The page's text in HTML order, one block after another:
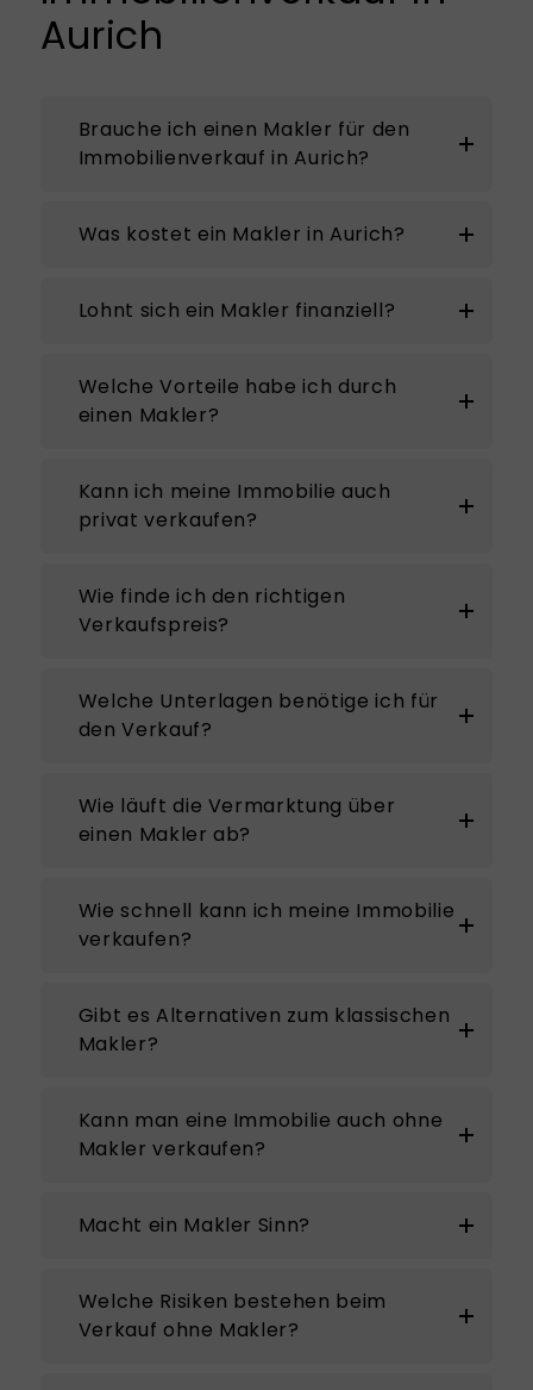
Aurich
Brauche ich einen Makler für den
Immobilienverkauf in Aurich?
Was kostet ein Makler in Aurich?
Lohnt sich ein Makler finanziell?
Welche Vorteile habe ich durch
einen Makler?
Kann ich meine Immobilie auch
privat verkaufen?
Wie finde ich den richtigen
Verkaufspreis?
Welche Unterlagen benötige ich für
den Verkauf?
Wie läuft die Vermarktung über
einen Makler ab?
Wie schnell kann ich meine Immobilie
verkaufen?
Gibt es Alternativen zum klassischen
Makler?
Kann man eine Immobilie auch ohne
Makler verkaufen?
Macht ein Makler Sinn?
Welche Risiken bestehen beim
Verkauf ohne Makler?